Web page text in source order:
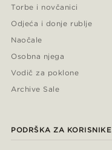
Torbe i novčanici
Odjeća i donje rublje
Naočale
Osobna njega
Vodič za poklone
Archive Sale
PODRŠKA ZA KORISNIKE